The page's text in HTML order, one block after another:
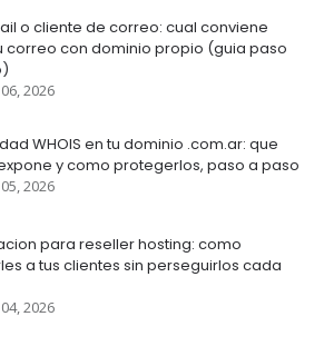
o cliente de correo: cual conviene
correo con dominio propio (guia paso
2026
WHOIS en tu dominio .com.ar: que
y como protegerlos, paso a paso
2026
para reseller hosting: como
a tus clientes sin perseguirlos cada
2026